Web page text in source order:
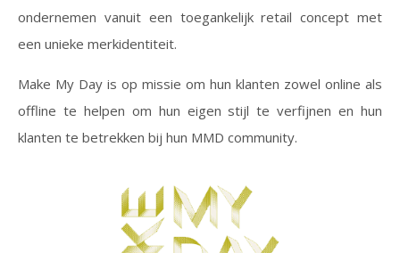
ondernemen vanuit een toegankelijk retail concept met
een unieke merkidentiteit.
Make My Day is op missie om hun klanten zowel online als
offline te helpen om hun eigen stijl te verfijnen en hun
klanten te betrekken bij hun MMD community.